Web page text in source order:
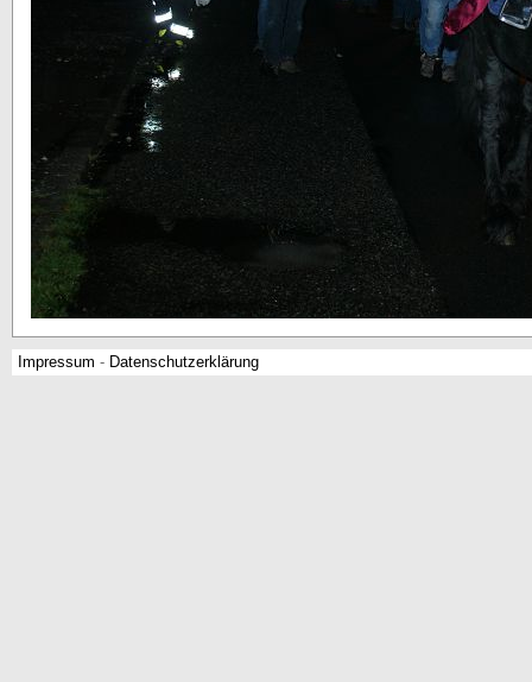
Impressum - Datenschutzerklärung